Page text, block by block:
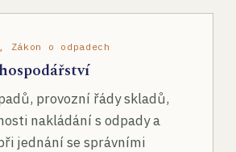
Zákon o odpadech
provozní řády skladů,
nakládání s odpady a
jednání se správními